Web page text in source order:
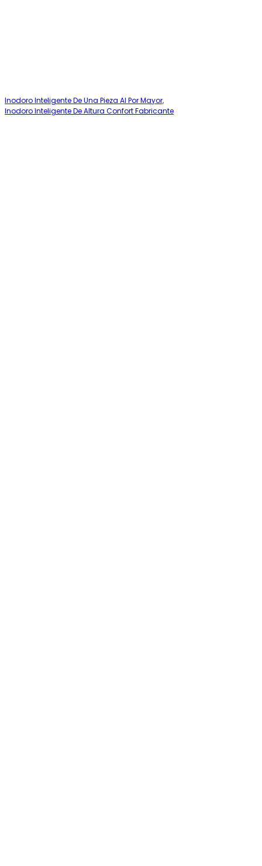
Inodoro Inteligente De Una Pieza Al Por Mayor,
Inodoro Inteligente De Altura Confort Fabricante